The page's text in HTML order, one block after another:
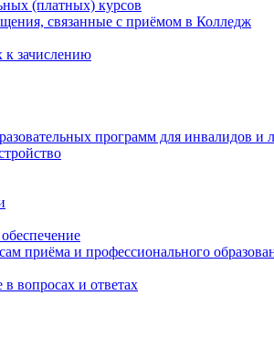
(платных) курсов
связанные с приёмом в Колледж
зачислению
программ для инвалидов
приёма и профессионального
вопросах и ответах